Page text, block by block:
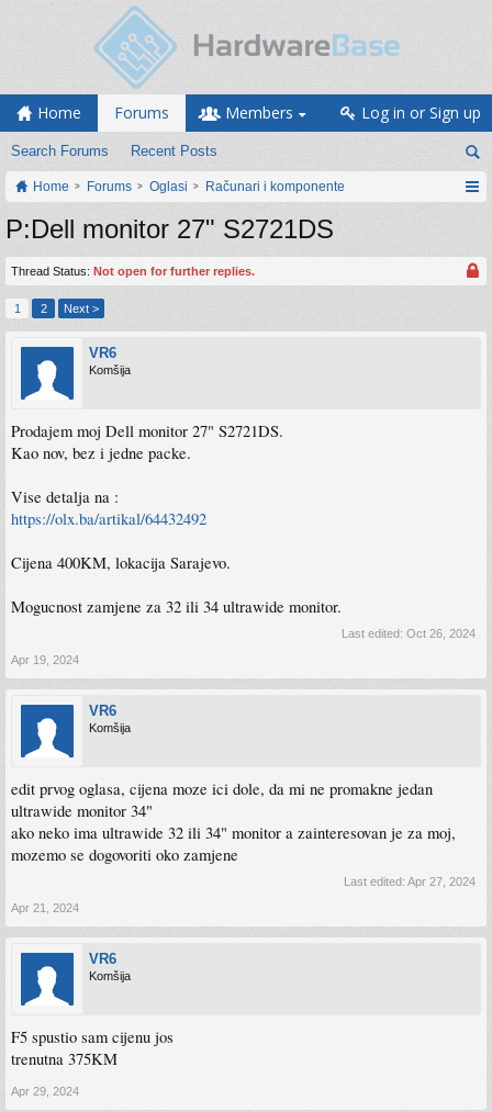
Home Forums
Search Forums Recent Posts
Members Log in or Sign up
Home Forums Oglasi Računari i komponente
P:Dell monitor 27" S2721DS
Thread Status: Not open for further replies.
1 2 Next >
VR6
Komšija
Prodajem moj Dell monitor 27" S2721DS.
Kao nov, bez i jedne packe.
Vise detalja na :
https://olx.ba/artikal/64432492
Cijena 400KM, lokacija Sarajevo.
Mogucnost zamjene za 32 ili 34 ultrawide monitor.
Last edited: Oct 26, 2024
Apr 19, 2024
VR6
Komšija
edit prvog oglasa, cijena moze ici dole, da mi ne promakne jedan
ultrawide monitor 34"
ako neko ima ultrawide 32 ili 34" monitor a zainteresovan je za moj,
mozemo se dogovoriti oko zamjene
Last edited: Apr 27, 2024
Apr 21, 2024
VR6
Komšija
F5 spustio sam cijenu jos
trenutna 375KM
Apr 29, 2024